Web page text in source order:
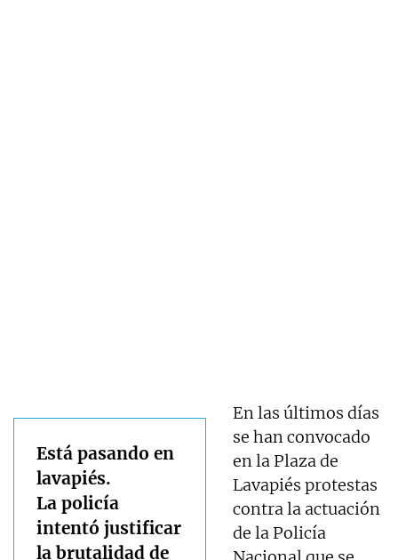
Está pasando en
lavapiés.
La policía
intentó justificar
la brutalidad de
En las últimos días
se han convocado
en la Plaza de
Lavapiés protestas
contra la actuación
de la Policía